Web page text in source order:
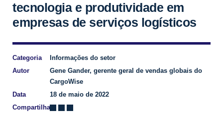
tecnologia e produtividade em
empresas de serviços logísticos
Categoria
Informações do setor
Autor
Gene Gander, gerente geral de vendas globais do
CargoWise
Data
18 de maio de 2022
Compartilhar